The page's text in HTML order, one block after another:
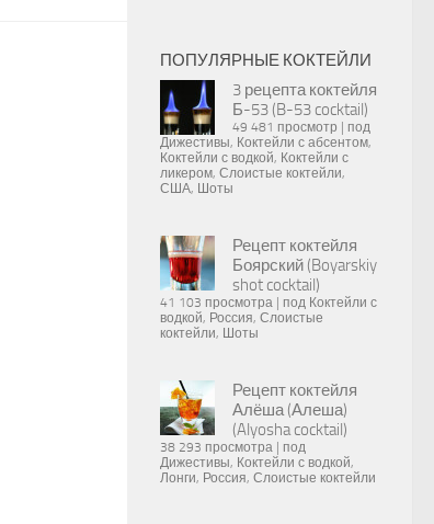
ПОПУЛЯРНЫЕ КОКТЕЙЛИ
3 рецепта коктейля
Б-53 (B-53 cocktail)
49 481 просмотр
под
Дижестивы, Коктейли с абсентом,
Коктейли с водкой, Коктейли с
ликером, Слоистые коктейли,
США, Шоты
Рецепт коктейля
Боярский (Boyarskiy
shot cocktail)
41 103 просмотра под Коктейли с
водкой, Россия, Слоистые
коктейли, Шоты
Рецепт коктейля
Алёша (Алеша)
(Alyosha cocktail)
38 293 просмотра
под
Дижестивы, Коктейли с водкой,
Лонги, Россия, Слоистые коктейли